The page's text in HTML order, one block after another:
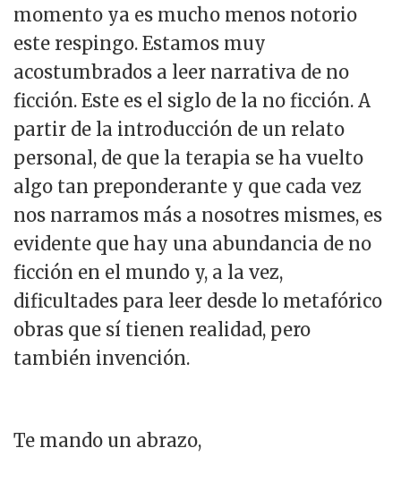
momento ya es mucho menos notorio
este respingo. Estamos muy
acostumbrados a leer narrativa de no
ficción. Este es el siglo de la no ficción. A
partir de la introducción de un relato
personal, de que la terapia se ha vuelto
algo tan preponderante y que cada vez
nos narramos más a nosotres mismes, es
evidente que hay una abundancia de no
ficción en el mundo y, a la vez,
dificultades para leer desde lo metafórico
obras que sí tienen realidad, pero
también invención.
Te mando un abrazo,